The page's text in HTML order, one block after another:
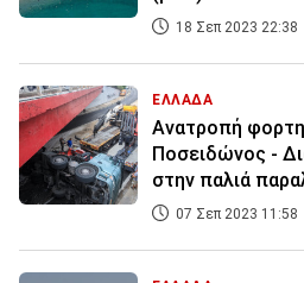
18 Σεπ 2023 22:38
ΕΛΛΑΔΑ
Ανατροπή
Ποσειδώνος -
στην παλιά
07 Σεπ 2023 11:58